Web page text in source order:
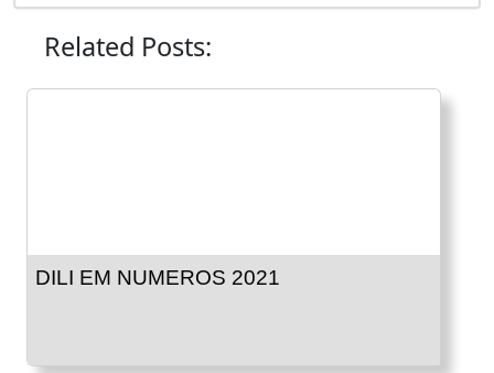
Related Posts:
DILI EM NUMEROS 2021